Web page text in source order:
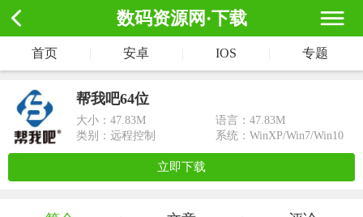
数码资源网·下载
首页 安卓 IOS 专题
帮我吧64位
大小： 47.83M
语言：47.83M
类别：远程控制
系统：WinXP/Win7/Win10
立即下载